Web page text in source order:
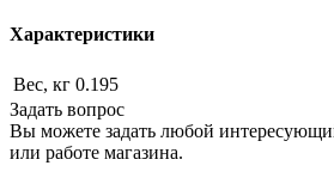
Характеристики
Вес, кг 0.195
Задать вопрос
Вы можете задать любой
или работе магазина.